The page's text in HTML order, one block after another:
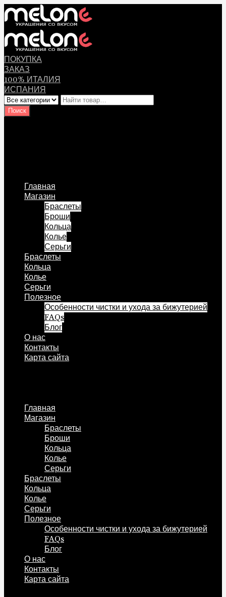
ПОКУПКА
ЗАКАЗ
100% ИТАЛИЯ
ИСПАНИЯ
Главная
Магазин
Браслеты
Броши
Кольца
Колье
Серьги
Браслеты
Кольца
Колье
Серьги
Полезное
Особенности чистки и ухода за бижутерией
FAQs
Блог
О нас
Контакты
Карта сайта
Главная
Магазин
Браслеты
Броши
Кольца
Колье
Серьги
Браслеты
Кольца
Колье
Серьги
Полезное
Особенности чистки и ухода за бижутерией
FAQs
Блог
О нас
Контакты
Карта сайта